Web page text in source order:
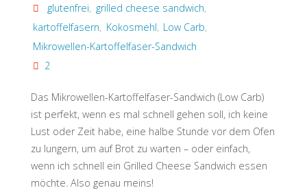
glutenfrei, grilled cheese sandwich,
kartoffelfasern, Kokosmehl, Low Carb,
Mikrowellen-Kartoffelfaser-Sandwich
2
Das Mikrowellen-Kartoffelfaser-Sandwich (Low Carb)
ist perfekt, wenn es mal schnell gehen soll, ich keine
Lust oder Zeit habe, eine halbe Stunde vor dem Ofen
zu lungern, um auf Brot zu warten – oder einfach,
wenn ich schnell ein Grilled Cheese Sandwich essen
möchte. Also genau meins!